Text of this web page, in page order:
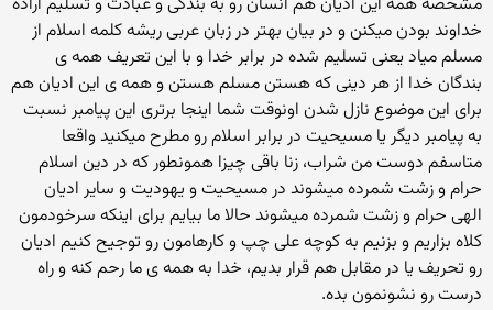
خداوند بودن میکنن و در بیان بهتر در زبان عربی ریشه کلمه اسلام از
مسلم میاد یعنی تسلیم شده در برابر خدا و با این تعریف همه ی
بندگان خدا از هر دینی که هستن مسلم هستن و همه ی این ادیان هم
برای این موضوع نازل شدن اونوقت شما اینجا برتری این پیامبر نسبت
به پیامبر دیگر یا مسیحیت در برابر اسلام رو مطرح میکنید واقعا
متاسفم دوست من شراب، زنا باقی چیزا همونطور که در دین اسلام
حرام و زشت شمرده میشوند در مسیحیت و یهودیت و سایر ادیان
الهی حرام و زشت شمرده میشوند حالا ما بیایم برای اینکه سرخودمون
کلاه بزاریم و بزنیم به کوچه علی چپ و کارهامون رو توجیح کنیم ادیان
رو تحریف یا در مقابل هم قرار بدیم، خدا به همه ی ما رحم کنه و راه
درست رو نشونمون بده.